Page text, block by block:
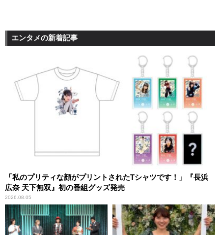
エンタメの新着記事
「私のプリティな顔がプリントされたTシャツです！」『長浜
広奈 天下無双』初の番組グッズ発売
2026.08.05